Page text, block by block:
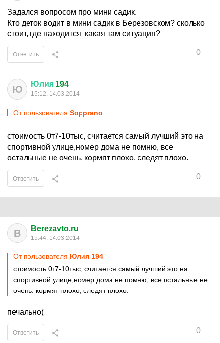
Задался вопросом про мини садик.
Кто деток водит в мини садик в Березовском? сколько
стоит, где находится. какая там ситуация?
0
Ответить
Ю Юлия 194
15:12, 14.03.2014
От пользователя Sopprano
стоимость 0т7-10тыс, считается самый лучший это на
спортивной улице,номер дома не помню, все
остальные не очень. кормят плохо, следят плохо.
0
Ответить
B Berezavto.ru
15:44, 14.03.2014
От пользователя Юлия 194
стоимость 0т7-10тыс, считается самый лучший это на
спортивной улице,номер дома не помню, все остальные не
очень. кормят плохо, следят плохо.
печально(
0
Ответить